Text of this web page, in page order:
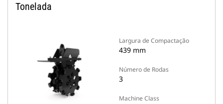
Tonelada
Largura de Compactação
439 mm
Número de Rodas
3
Machine Class